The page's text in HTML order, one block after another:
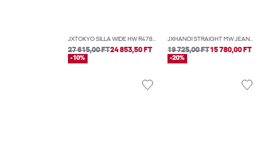
JXTOKYO SILLA WIDE HW R478 DNM LN
27 615,00 FT24 853,50 FT
-10%
JXHANOI STRAIGHT MW JEANS C252 DNM NOOS
19 725,00 FT15 780,00 FT
-20%